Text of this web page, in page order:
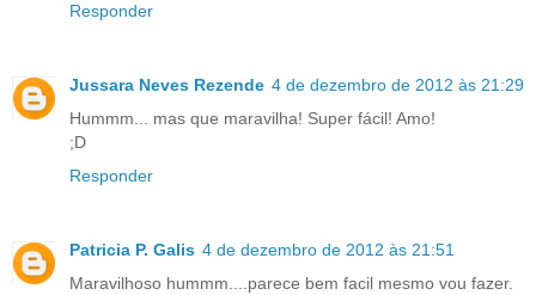
Responder
Jussara Neves Rezende 4 de dezembro de 2012 às 21:29
Hummm... mas que maravilha! Super fácil! Amo!
;D
Responder
Patricia P. Galis 4 de dezembro de 2012 às 21:51
Maravilhoso hummm....parece bem facil mesmo vou fazer.